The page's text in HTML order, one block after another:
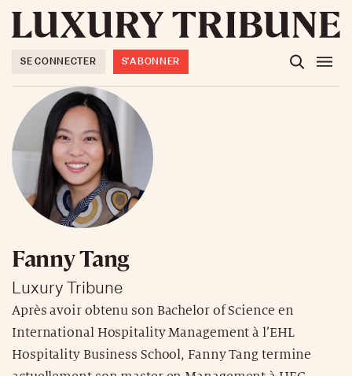
SE CONNECTER S'ABONNER
Fanny Tang
Luxury Tribune
Après avoir obtenu son Bachelor of Science en
International Hospitality Management à l’EHL
Hospitality Business School, Fanny Tang termine